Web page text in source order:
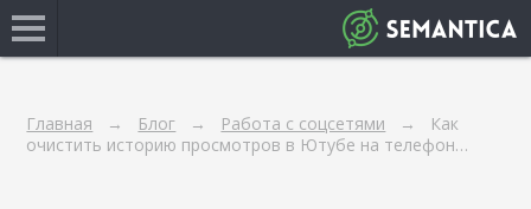
Главная Блог Работа с соцсетями
Как
очистить историю просмотров в Ютубе на телефон…